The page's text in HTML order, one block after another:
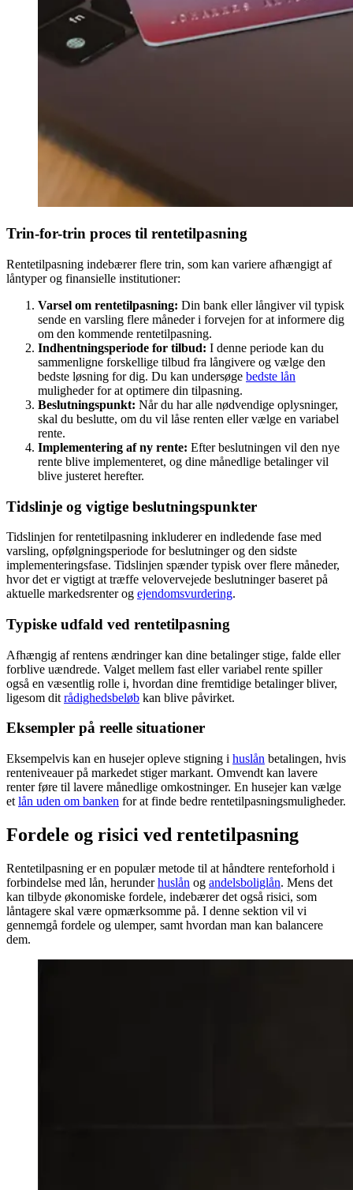
Trin-for-trin proces til rentetilpasning
Rentetilpasning indebærer flere trin, som kan variere afhængigt af
låntyper og finansielle institutioner:
Varsel om rentetilpasning: Din bank eller långiver vil typisk
sende en varsling flere måneder i forvejen for at informere dig
om den kommende rentetilpasning.
Indhentningsperiode for tilbud: I denne periode kan du
sammenligne forskellige tilbud fra långivere og vælge den
bedste løsning for dig. Du kan undersøge bedste lån
muligheder for at optimere din tilpasning.
Beslutningspunkt: Når du har alle nødvendige oplysninger,
skal du beslutte, om du vil låse renten eller vælge en variabel
rente.
Implementering af ny rente: Efter beslutningen vil den nye
rente blive implementeret, og dine månedlige betalinger vil
blive justeret herefter.
Tidslinje og vigtige beslutningspunkter
Tidslinjen for rentetilpasning inkluderer en indledende fase med
varsling, opfølgningsperiode for beslutninger og den sidste
implementeringsfase. Tidslinjen spænder typisk over flere måneder,
hvor det er vigtigt at træffe velovervejede beslutninger baseret på
aktuelle markedsrenter og ejendomsvurdering.
Typiske udfald ved rentetilpasning
Afhængig af rentens ændringer kan dine betalinger stige, falde eller
forblive uændrede. Valget mellem fast eller variabel rente spiller
også en væsentlig rolle i, hvordan dine fremtidige betalinger bliver,
ligesom dit rådighedsbeløb kan blive påvirket.
Eksempler på reelle situationer
Eksempelvis kan en husejer opleve stigning i huslån betalingen, hvis
renteniveauer på markedet stiger markant. Omvendt kan lavere
renter føre til lavere månedlige omkostninger. En husejer kan vælge
et lån uden om banken for at finde bedre rentetilpasningsmuligheder.
Fordele og risici ved rentetilpasning
Rentetilpasning er en populær metode til at håndtere renteforhold i
forbindelse med lån, herunderhuslån og andelsboliglån. Mens det
kan tilbyde økonomiske fordele, indebærer det også risici, som
låntagere skal være opmærksomme på. I denne sektion vil vi
gennemgå fordele og ulemper, samt hvordan man kan balancere
dem.